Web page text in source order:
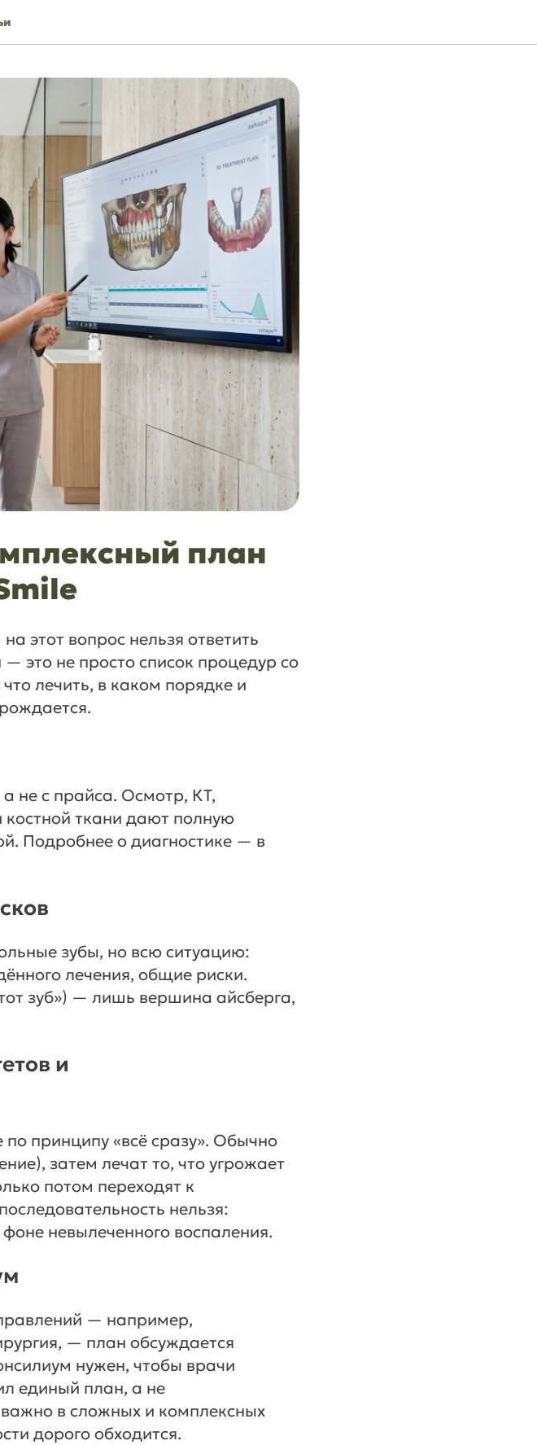
план
этот вопрос нельзя ответить
это не просто список процедур со
лечить, в каком порядке и
не с прайса. Осмотр, КТ,
костной ткани дают полную
Подробнее о диагностике — в
зубы, но всю ситуацию:
лечения, общие риски.
зуб») — лишь вершина айсберга,
и
принципу «всё сразу». Обычно
затем лечат то, что угрожает
потом переходят к
нельзя:
невылеченного воспаления.
— например,
— план обсуждается
нужен, чтобы врачи
единый план, а не
в сложных и комплексных
дорого обходится.